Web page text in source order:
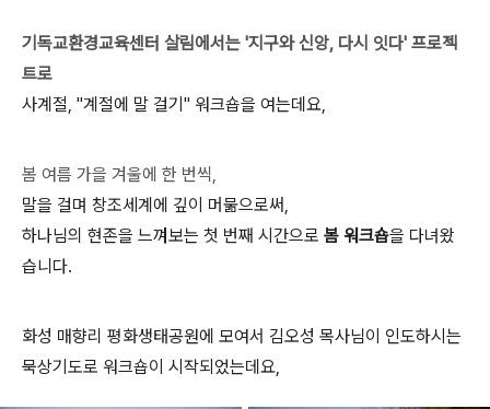
기독교환경교육센터 살림에서는 '지구와 신앙, 다시 잇다' 프로젝
트로
사계절, "계절에 말 걸기" 워크숍을 여는데요,
봄 여름 가을 겨울에 한 번씩,
말을 걸며 창조세계에 깊이 머묾으로써,
하나님의 현존을 느껴보는 첫 번째 시간으로 봄 워크숍을 다녀왔
습니다.
화성 매향리 평화생태공원에 모여서 김오성 목사님이 인도하시는
묵상기도로 워크숍이 시작되었는데요,